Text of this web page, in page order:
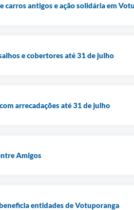
carros antigos e ação solidária em
e cobertores até 31 de julho
arrecadações até 31 de julho
Amigos
entidades de Votuporanga